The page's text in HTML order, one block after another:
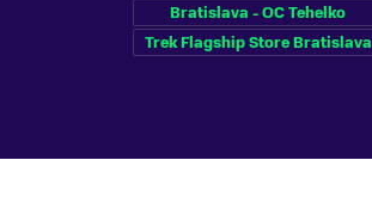
Bratislava - OC Tehelko
Trek Flagship Store Bratislava